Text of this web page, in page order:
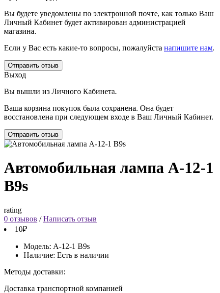
Вы будете уведомлены по электронной почте, как только Ваш
Личный Кабинет будет активирован администрацией
магазина.
Если у Вас есть какие-то вопросы, пожалуйста напишите нам.
Отправить отзыв
Выход
Вы вышли из Личного Кабинета.
Ваша корзина покупок была сохранена. Она будет
восстановлена при следующем входе в Ваш Личный Кабинет.
Отправить отзыв
Автомобильная лампа А-12-1
B9s
rating
0 отзывов /Написать отзыв
10₽
Модель: А-12-1 B9s
Наличие: Есть в наличии
Методы доставки:
Доставка транспортной компанией